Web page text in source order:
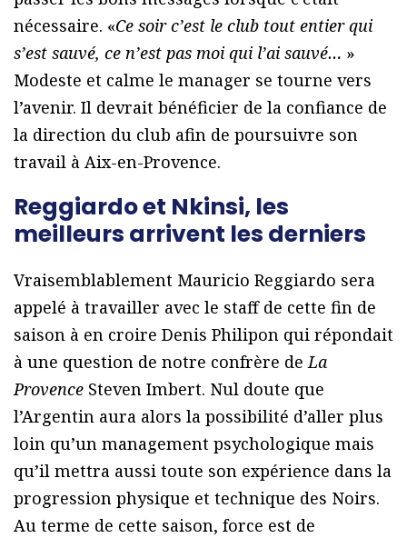
nécessaire. «Ce soir c’est le club tout entier qui
s’est sauvé, ce n’est pas moi qui l’ai sauvé… »
Modeste et calme le manager se tourne vers
l’avenir. Il devrait bénéficier de la confiance de
la direction du club afin de poursuivre son
travail à Aix-en-Provence.
Reggiardo et Nkinsi, les
meilleurs arrivent les derniers
Vraisemblablement Mauricio Reggiardo sera
appelé à travailler avec le staff de cette fin de
saison à en croire Denis Philipon qui répondait
à une question de notre confrère deLa
Provence Steven Imbert. Nul doute que
l’Argentin aura alors la possibilité d’aller plus
loin qu’un management psychologique mais
qu’il mettra aussi toute son expérience dans la
progression physique et technique des Noirs.
Au terme de cette saison, force est de